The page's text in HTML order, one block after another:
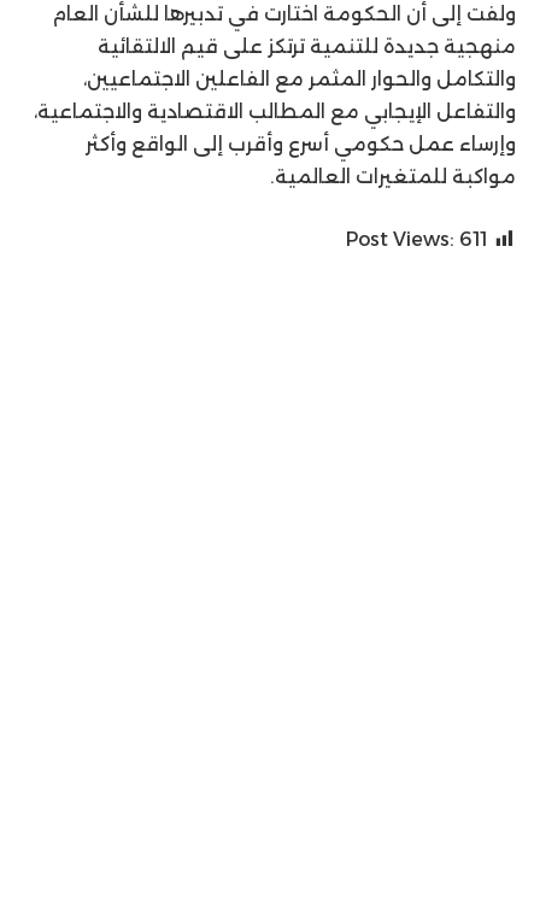
ولفت إلى أن الحكومة اختارت في تدبيرها للشأن العام
منهجية جديدة للتنمية ترتكز على قيم الالتقائية
والتكامل والحوار المثمر مع الفاعلين الاجتماعيين،
والتفاعل الإيجابي مع المطالب الاقتصادية والاجتماعية،
وإرساء عمل حكومي أسرع وأقرب إلى الواقع وأكثر
مواكبة للمتغيرات العالمية.
Post Views: 611